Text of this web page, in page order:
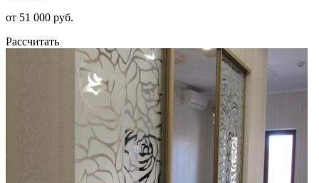
от 51 000 руб.
Рассчитать